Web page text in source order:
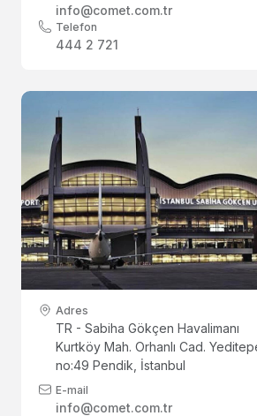
info@comet.com.tr
Telefon
444 2 721
Adres
TR - Sabiha Gökçen Havalimanı
Kurtköy Mah. Orhanlı Cad.
no:49 Pendik, İstanbul
E-mail
info@comet.com.tr